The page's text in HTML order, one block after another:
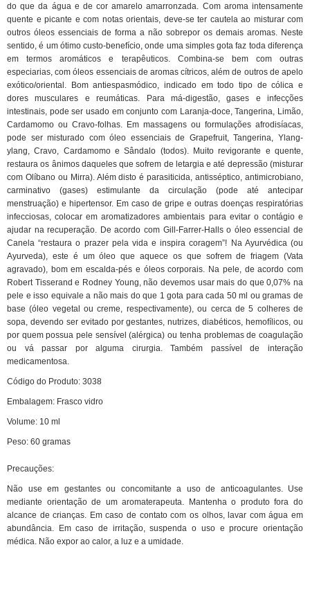
do que da água e de cor amarelo amarronzada. Com aroma intensamente
quente e picante e com notas orientais, deve-se ter cautela ao misturar com
outros óleos essenciais de forma a não sobrepor os demais aromas. Neste
sentido, é um ótimo custo-benefício, onde uma simples gota faz toda diferença
em termos aromáticos e terapêuticos. Combina-se bem com outras
especiarias, com óleos essenciais de aromas cítricos, além de outros de apelo
exótico/oriental. Bom antiespasmódico, indicado em todo tipo de cólica e
dores musculares e reumáticas. Para má-digestão, gases e infecções
intestinais, pode ser usado em conjunto com Laranja-doce, Tangerina, Limão,
Cardamomo ou Cravo-folhas. Em massagens ou formulações afrodisíacas,
pode ser misturado com óleo essenciais de Grapefruit, Tangerina, Ylang-
ylang, Cravo, Cardamomo e Sândalo (todos). Muito revigorante e quente,
restaura os ânimos daqueles que sofrem de letargia e até depressão (misturar
com Olíbano ou Mirra). Além disto é parasiticida, antisséptico, antimicrobiano,
carminativo (gases) estimulante da circulação (pode até antecipar
menstruação) e hipertensor. Em caso de gripe e outras doenças respiratórias
infecciosas, colocar em aromatizadores ambientais para evitar o contágio e
ajudar na recuperação. De acordo com Gill-Farrer-Halls o óleo essencial de
Canela “restaura o prazer pela vida e inspira coragem”! Na Ayurvédica (ou
Ayurveda), este é um óleo que aquece os que sofrem de friagem (Vata
agravado), bom em escalda-pés e óleos corporais. Na pele, de acordo com
Robert Tisserand e Rodney Young, não devemos usar mais do que 0,07% na
pele e isso equivale a não mais do que 1 gota para cada 50 ml ou gramas de
base (óleo vegetal ou creme, respectivamente), ou cerca de 5 colheres de
sopa, devendo ser evitado por gestantes, nutrizes, diabéticos, hemofílicos, ou
por quem possua pele sensível (alérgica) ou tenha problemas de coagulação
ou vá passar por alguma cirurgia. Também passível de interação
medicamentosa.
Código do Produto: 3038
Embalagem: Frasco vidro
Volume: 10 ml
Peso: 60 gramas
Precauções:
Não use em gestantes ou concomitante a uso de anticoagulantes. Use
mediante orientação de um aromaterapeuta. Mantenha o produto fora do
alcance de crianças. Em caso de contato com os olhos, lavar com água em
abundância. Em caso de irritação, suspenda o uso e procure orientação
médica. Não expor ao calor, a luz e a umidade.